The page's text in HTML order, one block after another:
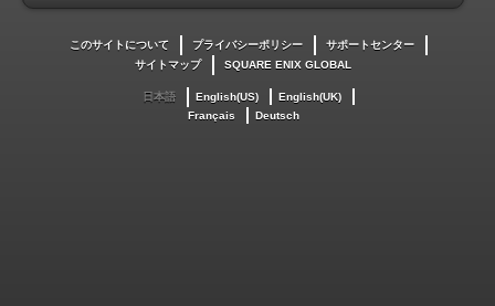
このサイトについて プライバシーポリシー
サポートセンター
サイトマップ
SQUARE ENIX GLOBAL
日本語 English(US)
English(UK)
Français
Deutsch